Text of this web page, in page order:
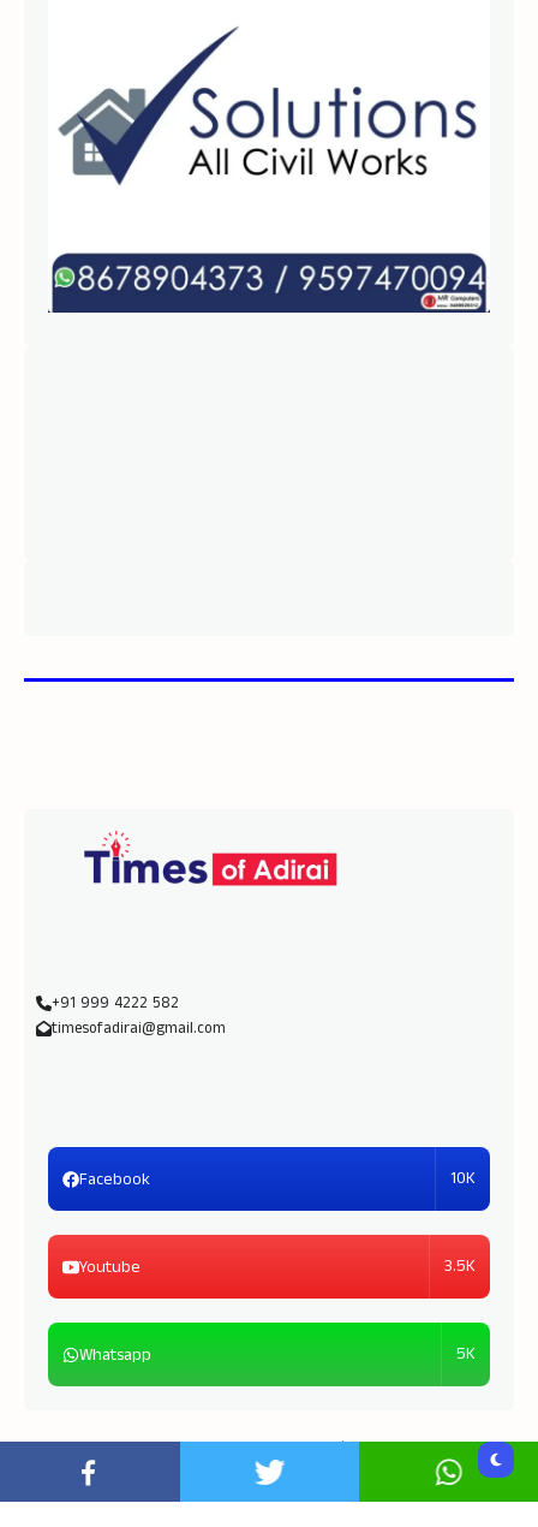
+91 999 4222 582
timesofadirai@gmail.com
Facebook 10K
Youtube 3.5K
Whatsapp 5K
Copyright © 2026Times of Adirai| Powered byTOA
Media Unit